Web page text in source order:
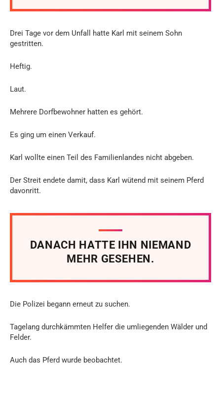
Drei Tage vor dem Unfall hatte Karl mit seinem Sohn
gestritten.
Heftig.
Laut.
Mehrere Dorfbewohner hatten es gehört.
Es ging um einen Verkauf.
Karl wollte einen Teil des Familienlandes nicht abgeben.
Der Streit endete damit, dass Karl wütend mit seinem Pferd
davonritt.
DANACH HATTE IHN NIEMAND
MEHR GESEHEN.
Die Polizei begann erneut zu suchen.
Tagelang durchkämmten Helfer die umliegenden Wälder und
Felder.
Auch das Pferd wurde beobachtet.